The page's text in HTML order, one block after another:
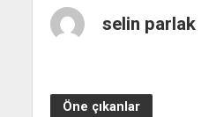
selin parlak
Öne çıkanlar